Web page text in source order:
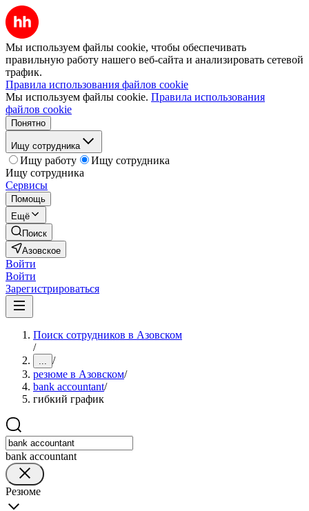
Мы используем файлы cookie, чтобы обеспечивать
правильную работу нашего веб-сайта и анализировать сетевой
трафик.
Правила использования файлов cookie
Мы используем файлы cookie. Правила использования
файлов cookie
Понятно
Ищу сотрудника
Ищу работу
Ищу сотрудника
Ищу сотрудника
Сервисы
Помощь
Ещё
Поиск
Азовское
Войти
Войти
Зарегистрироваться
Поиск сотрудников в Азовском
/
... /
резюме в Азовском/
bank accountant/
гибкий график
bank accountant
Резюме